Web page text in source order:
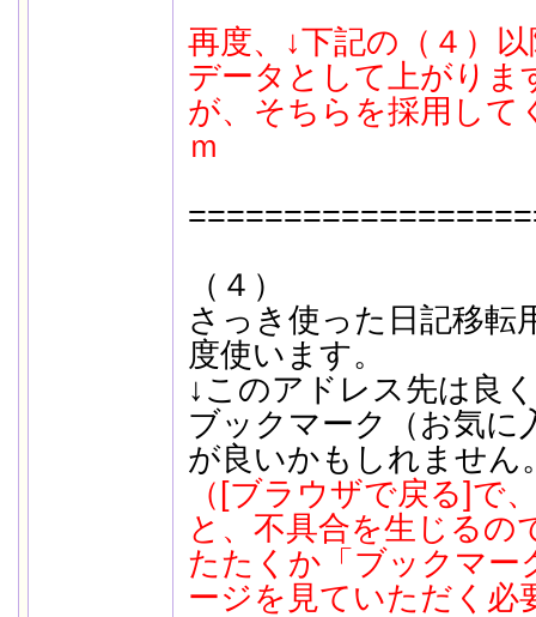
再度、↓下記の（４）
データとして上がりま
が、そちらを採用して
ｍ
（４）
さっき使った日記移転
度使います。
↓このアドレス先は良
ブックマーク（お気に
が良いかもしれません
（[ブラウザで戻る]で
と、不具合を生じるの
たたくか「ブックマー
ージを見ていただく必